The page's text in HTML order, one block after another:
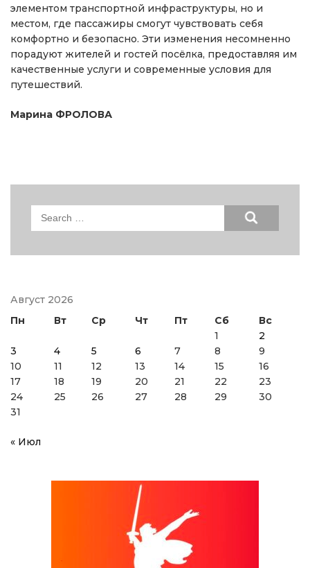
элементом транспортной инфраструктуры, но и
местом, где пассажиры смогут чувствовать себя
комфортно и безопасно. Эти изменения несомненно
порадуют жителей и гостей посёлка, предоставляя им
качественные услуги и современные условия для
путешествий.
Марина ФРОЛОВА
Search
Август 2026
Пн
Вт Ср Чт Пт Сб
Вс
1
2
3
4 5 6 7 8
9
10
11 12 13 14 15
16
17
18 19 20 21 22
23
24
25 26 27 28 29
30
31
« Июл